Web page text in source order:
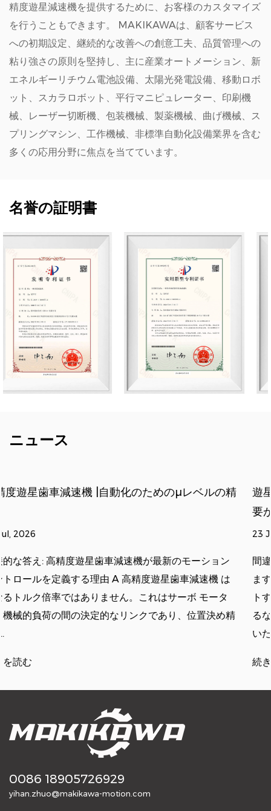
精度遊星減速機を提供するために、お客様のカスタマイズ
を行うこともできます。 MAKIKAWAは、顧客サービス
への初期設定、継続的な改善への創意工夫、品質管理への
粘り強さの原則を堅持し、主に産業オートメーション、新
エネルギーリチウム電池設備、太陽光発電設備、移動ロボ
ット、スカラロボット、平行マニピュレーター、印刷機
械、レーザー切断機、包装機械、製薬機械、曲げ機械、ス
プリングマシン、工作機械、非標準自動化設備業界を含む
多くの応用分野に焦点を当てています。
名誉の証明書
ニュース
精
ン
精
遊星減速機の選択: エンジニアが正しく把握す
間違った減速機を選択すると、1 週間以内にそれがわ
ます。床から感じる振動、反転するたびにオーバーシ
トするサーボ軸、60% の負荷でギアボックスが高温
るなどです。これらの失敗のほとんどは、計算が間違
0086 18905726929
yihan.zhuo@makikawa-motion.com